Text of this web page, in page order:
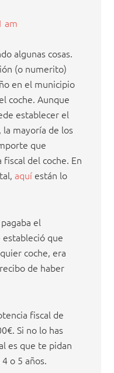
am
algunas cosas.
(o numerito)
en el municipio
coche. Aunque
establecer el
mayoría de los
que
del coche. En
aquí están lo
el
que
coche, era
de haber
fiscal de
Si no lo has
es que te pidan
o 5 años.